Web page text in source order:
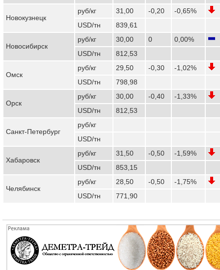
Новокузнецк
руб/кг 31,00 -0,20
-0,65%
USD/тн
839,61
Новосибирск
руб/кг 30,00 0
0,00%
USD/тн
812,53
Омск
руб/кг 29,50 -0,30
-1,02%
USD/тн
798,98
Орск
руб/кг 30,00 -0,40
-1,33%
USD/тн
812,53
Санкт-Петербург
руб/кг
USD/тн
Хабаровск
руб/кг 31,50 -0,50
-1,59%
USD/тн
853,15
Челябинск
руб/кг 28,50 -0,50
-1,75%
USD/тн
771,90